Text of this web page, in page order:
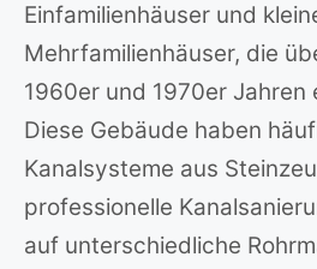
Einfamilienhäuser und
Mehrfamilienhäuser, die
1960er und 1970er Jahren
Diese Gebäude haben
Kanalsysteme aus
professionelle
auf unterschiedliche